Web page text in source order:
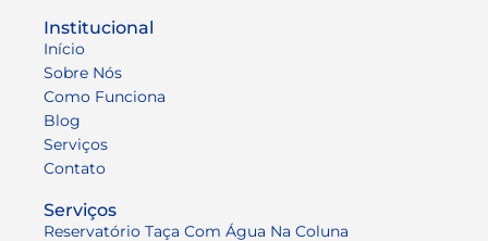
Institucional
Início
Sobre Nós
Como Funciona
Blog
Serviços
Contato
Serviços
Reservatório Taça Com Água Na Coluna